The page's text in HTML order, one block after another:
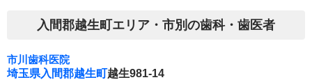
入間郡越生町エリア・市別の歯科・歯医者
市川歯科医院
埼玉県入間郡越生町越生981-14